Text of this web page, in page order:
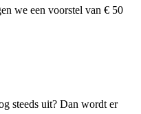
we een voorstel van € 50
steeds uit? Dan wordt er